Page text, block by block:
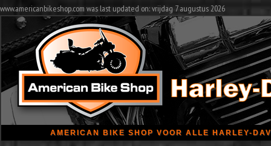
www.americanbikeshop.com was last updated on: vrijdag 7 augustus 2026
AMERICAN BIKE SHOP VOOR ALLE HARLEY-